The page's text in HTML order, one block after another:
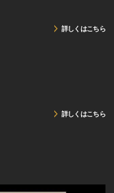
詳しくはこちら
詳しくはこちら